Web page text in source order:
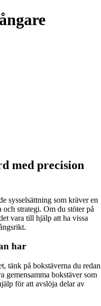
med precision
sysselsättning som kräver en
strategi. Om du stöter på
vara till hjälp att ha vissa
har
tänk på bokstäverna du redan
gemensamma bokstäver som
för att avslöja delar av